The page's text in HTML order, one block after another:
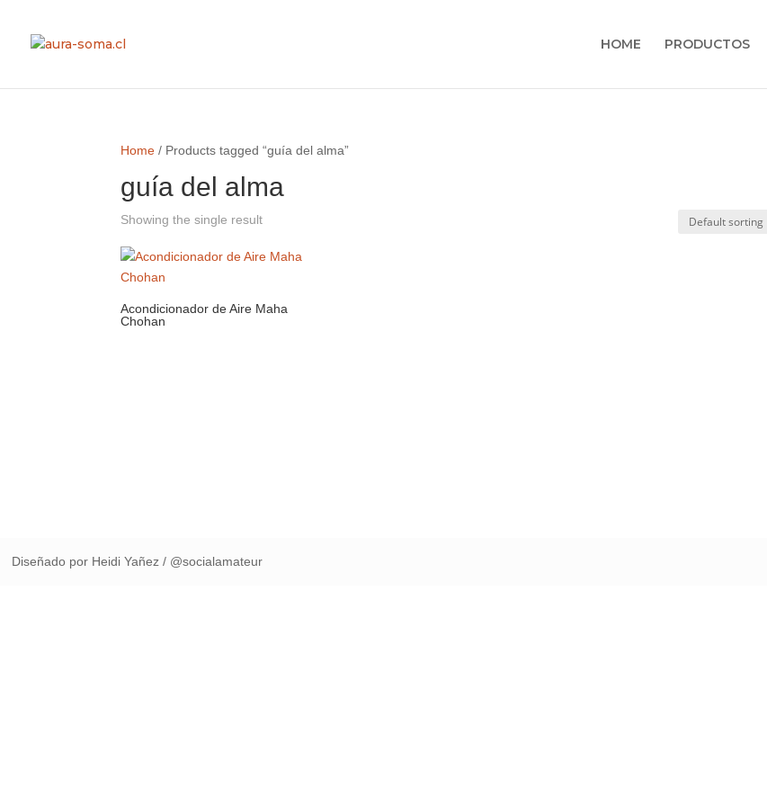
HOME PRODUCTOS
Home / Products tagged “guía del alma”
guía del alma
Showing the single result
Acondicionador de Aire Maha
Chohan
Diseñado por Heidi Yañez / @socialamateur